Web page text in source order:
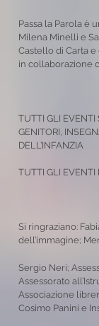
Passa la Parola è
Milena Minelli e
Castello di Carta e
in collaborazione
TUTTI GLI EVENTI
GENITORI,
DELL’INFANZIA
TUTTI GLI EVENTI
Si ringraziano:
dell’immagine;
Sergio Neri;
Assessorato
Associazione
Cosimo Panini e